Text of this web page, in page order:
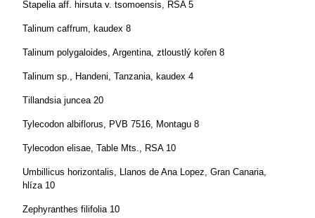
Stapelia aff. hirsuta v. tsomoensis, RSA 5
Talinum caffrum, kaudex 8
Talinum polygaloides, Argentina, ztloustlý kořen 8
Talinum sp., Handeni, Tanzania, kaudex 4
Tillandsia juncea 20
Tylecodon albiflorus, PVB 7516, Montagu 8
Tylecodon elisae, Table Mts., RSA 10
Umbillicus horizontalis, Llanos de Ana Lopez, Gran Canaria,
hlíza 10
Zephyranthes filifolia 10